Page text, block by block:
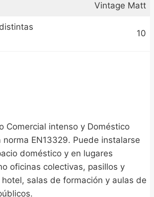
Vintage Matt
10
Comercial intenso y Doméstico
norma EN13329. Puede instalarse
doméstico y en lugares
oficinas colectivas, pasillos y
salas de formación y aulas de